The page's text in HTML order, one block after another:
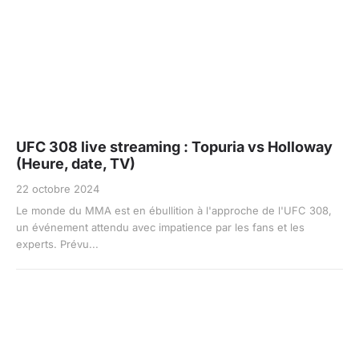
UFC 308 live streaming : Topuria vs Holloway
(Heure, date, TV)
22 octobre 2024
Le monde du MMA est en ébullition à l'approche de l'UFC 308,
un événement attendu avec impatience par les fans et les
experts. Prévu...